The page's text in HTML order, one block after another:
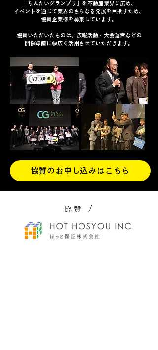
「ちんたいグランプリ」を不動産業界に広め、
イベントを通じて業界のさらなる発展を目指すため、
協賛企業様を募集しています。
協賛いただいたものは、広報活動・大会運営などの
開催準備に幅広く活用させていただきます。
協賛のお申し込みはこちら
協賛 /